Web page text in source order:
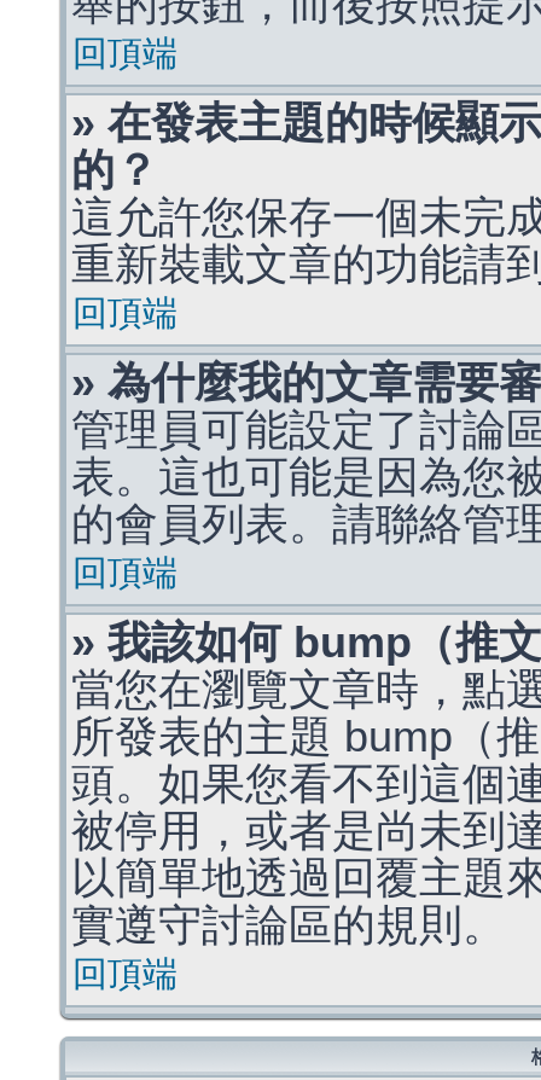
回頂端
» 在發表主題的時候顯
的？
這允許您保存一個未完
重新裝載文章的功能請
回頂端
» 為什麼我的文章需要
管理員可能設定了討論
表。這也可能是因為您
的會員列表。請聯絡管
回頂端
» 我該如何 bump（推
當您在瀏覽文章時，點
所發表的主題 bump（
頭。如果您看不到這個
被停用，或者是尚未到
以簡單地透過回覆主題
實遵守討論區的規則。
回頂端